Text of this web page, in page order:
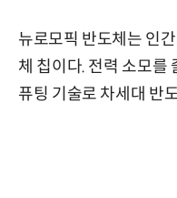
뉴로모픽 반도체는 인
체 칩이다. 전력 소모를
퓨팅 기술로 차세대 반